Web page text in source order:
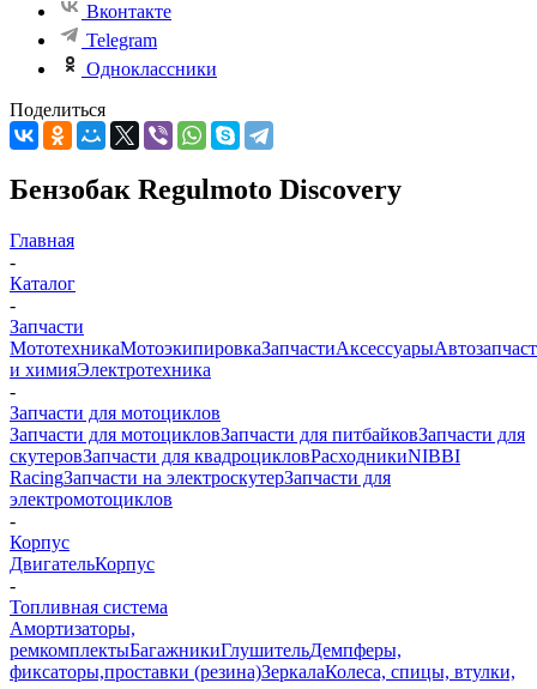
Вконтакте
Telegram
Одноклассники
Поделиться
Бензобак Regulmoto Discovery
Главная
-
Каталог
-
Запчасти
МототехникаМотоэкипировкаЗапчастиАксессуары
и химияЭлектротехника
-
Запчасти для мотоциклов
Запчасти для мотоцикловЗапчасти для питбайковЗапчасти для
скутеровЗапчасти для квадроцикловРасходникиNIBBI
RacingЗапчасти на электроскутерЗапчасти для
электромотоциклов
-
Корпус
ДвигательКорпус
-
Топливная система
Амортизаторы,
ремкомплектыБагажникиГлушительДемпферы,
фиксаторы,проставки (резина)ЗеркалаКолеса, спицы, втулки,